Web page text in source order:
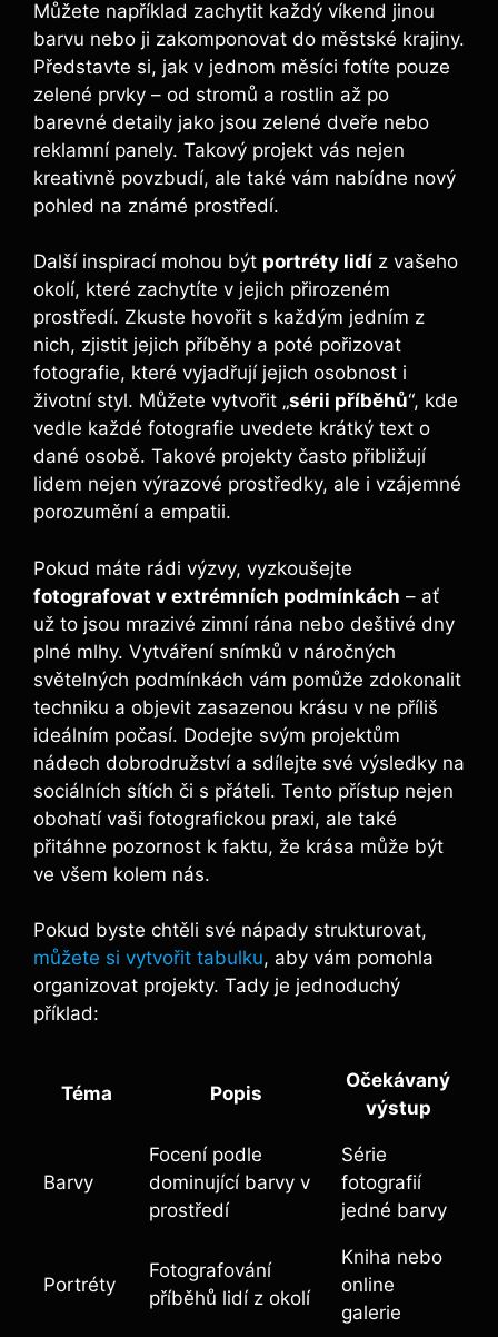
Můžete například zachytit každý víkend jinou
barvu nebo ji zakomponovat do městské krajiny.
Představte si, jak v jednom měsíci fotíte pouze
zelené prvky – od stromů a rostlin až po
barevné detaily jako jsou zelené dveře nebo
reklamní panely. Takový projekt vás nejen
kreativně povzbudí, ale také vám nabídne nový
pohled na známé prostředí.
Další inspirací mohou být portréty lidí z vašeho
okolí, které zachytíte v jejich přirozeném
prostředí. Zkuste hovořit s každým jedním z
nich, zjistit jejich příběhy a poté pořizovat
fotografie, které vyjadřují jejich osobnost i
životní styl. Můžete vytvořit „sérii příběhů“, kde
vedle každé fotografie uvedete krátký text o
dané osobě. Takové projekty často přibližují
lidem nejen výrazové prostředky, ale i vzájemné
porozumění a empatii.
Pokud máte rádi výzvy, vyzkoušejte
fotografovat v extrémních podmínkách – ať
už to jsou mrazivé zimní rána nebo deštivé dny
plné mlhy. Vytváření snímků v náročných
světelných podmínkách vám pomůže zdokonalit
techniku a objevit zasazenou krásu v ne příliš
ideálním počasí. Dodejte svým projektům
nádech dobrodružství a sdílejte své výsledky na
sociálních sítích či s přáteli. Tento přístup nejen
obohatí vaši fotografickou praxi, ale také
přitáhne pozornost k faktu, že krása může být
ve všem kolem nás.
Pokud byste chtěli své nápady strukturovat,
můžete si vytvořit tabulku, aby vám pomohla
organizovat projekty. Tady je jednoduchý
příklad:
Téma Popis
Očekávaný
výstup
Barvy
Focení podle
dominující barvy v
prostředí
Série
fotografií
jedné barvy
Portréty
Fotografování
příběhů lidí z okolí
Kniha nebo
online
galerie